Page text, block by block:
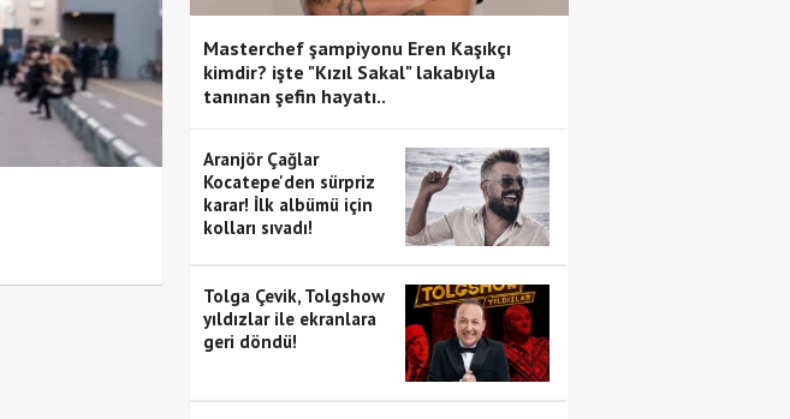
Masterchef şampiyonu Eren Kaşıkçı
kimdir? işte "Kızıl Sakal" lakabıyla
tanınan şefin hayatı..
Aranjör Çağlar
Kocatepe'den sürpriz
karar! İlk albümü için
kolları sıvadı!
Tolga Çevik, Tolgshow
yıldızlar ile ekranlara
geri döndü!